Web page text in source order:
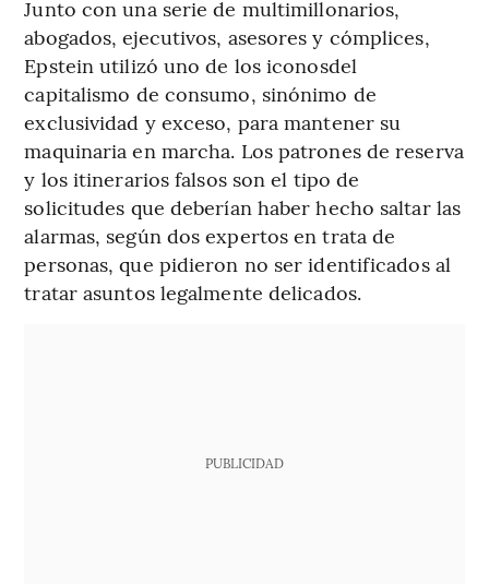
Junto con una serie de multimillonarios,
abogados, ejecutivos, asesores y cómplices,
Epstein utilizó uno de los iconosdel
capitalismo de consumo, sinónimo de
exclusividad y exceso, para mantener su
maquinaria en marcha. Los patrones de reserva
y los itinerarios falsos son el tipo de
solicitudes que deberían haber hecho saltar las
alarmas, según dos expertos en trata de
personas, que pidieron no ser identificados al
tratar asuntos legalmente delicados.
PUBLICIDAD